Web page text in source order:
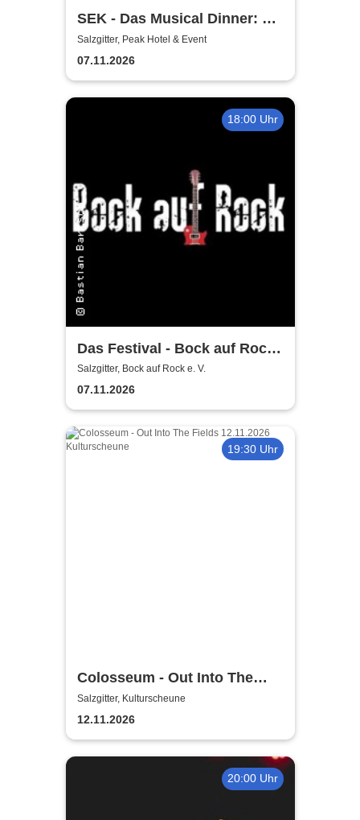
SEK - Das Musical Dinner: A
Broadway Night
Salzgitter, Peak Hotel & Event
07.11.2026
18:00 Uhr
Das Festival - Bock auf Rock
gemeinnütziger e. V.
Salzgitter, Bock auf Rock e. V.
07.11.2026
19:30 Uhr
Colosseum - Out Into The
Fields
Salzgitter, Kulturscheune
12.11.2026
20:00 Uhr